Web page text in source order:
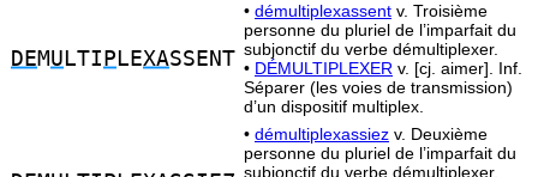
DEMU LTI P LEXASSENT
• démultiplexassent v. Troisième
personne du pluriel de l’imparfait du
subjonctif du verbe démultiplexer.
• DÉMULTIPLEXER v. [cj. aimer]. Inf.
Séparer (les voies de transmission)
d’un dispositif multiplex.
• démultiplexassiez v. Deuxième
personne du pluriel de l’imparfait du
subjonctif du verbe démultiplexer.